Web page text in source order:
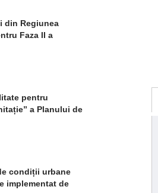
din Regiunea
Faza II a
pentru
a Planului de
condiții urbane
implementat de